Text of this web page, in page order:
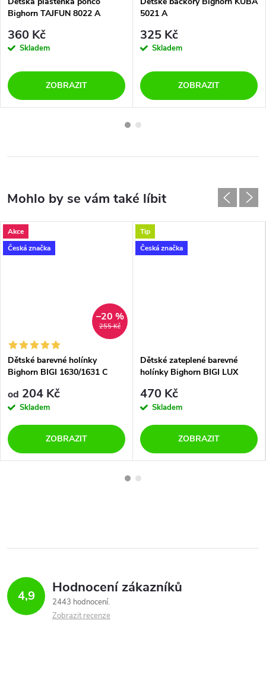
Bighorn TAJFUN 8022 A
360 Kč
Skladem
ZOBRAZIT
5021 A
325 Kč
Skladem
ZOBRAZIT
Akce
Česká značka
255 Kč
–20 %
Dětské barevné holínky
Bighorn BIGI 1630/1631 C
od 204 Kč
Skladem
ZOBRAZIT
Tip
Česká značka
Dětské zateplené barevné
holínky Bighorn BIGI LUX
470 Kč
Skladem
ZOBRAZIT
4,9 Hodnocení zákazníků
2443 hodnocení
Zobrazit recenze